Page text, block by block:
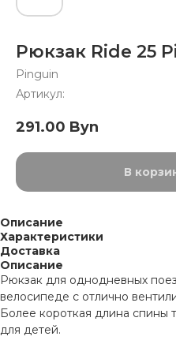
Рюкзак Ride 25
Pinguin
Артикул:
291.00 Byn
В
Описание
Характеристики
Доставка
Описание
Рюкзак для однодневных
велосипеде с отлично
Более короткая длина спины
для детей.